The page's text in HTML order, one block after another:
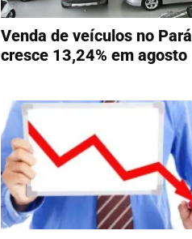
Venda de veículos no Pará
cresce 13,24% em agosto